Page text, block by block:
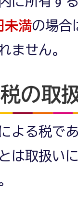
未満の場合
ません。
の取
よる税で
は取扱い